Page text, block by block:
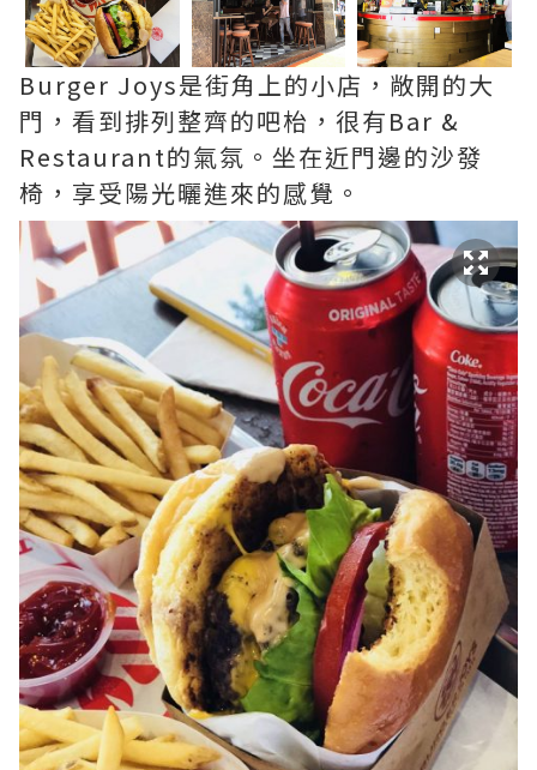
Burger Joys是街角上的小店，敞開的大
門，看到排列整齊的吧枱，很有Bar &
Restaurant的氣氛。坐在近門邊的沙發
椅，享受陽光曬進來的感覺。